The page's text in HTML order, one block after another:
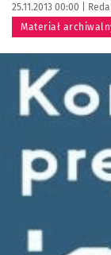
Data publikacji:
25.11.2013 00:00 |
Materiał